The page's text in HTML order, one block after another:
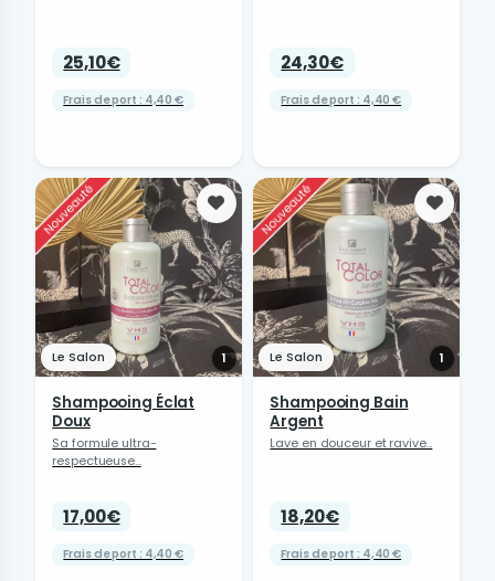
25,10€
Frais de port : 4,40 €
24,30€
Frais de port : 4,40 €
Favoris
1
Le Salon
Shampooing Éclat
Doux
Sa formule ultra-
respectueuse...
17,00€
Frais de port : 4,40 €
1
Le Salon
Shampooing Bain
Argent
Lave en douceur et ravive...
18,20€
Frais de port : 4,40 €